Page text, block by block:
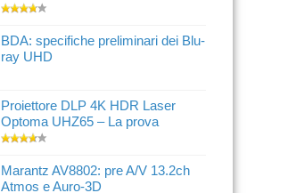
BDA: specifiche preliminari dei Blu-
ray UHD
Proiettore DLP 4K HDR Laser
Optoma UHZ65 – La prova
Marantz AV8802: pre A/V 13.2ch
Atmos e Auro-3D